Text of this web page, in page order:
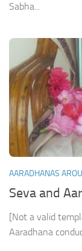
Sabha...
AARADHANAS
Seva and
[Not a valid
Aaradhana